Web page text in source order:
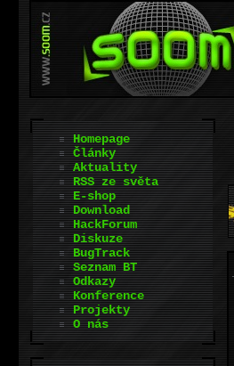
Homepage
Články
Aktuality
RSS ze světa
E-shop
Download
HackForum
Diskuze
BugTrack
Seznam BT
Odkazy
Konference
Projekty
O nás